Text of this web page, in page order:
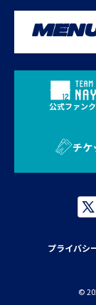
公式ファン
チケ
プライバシ
©